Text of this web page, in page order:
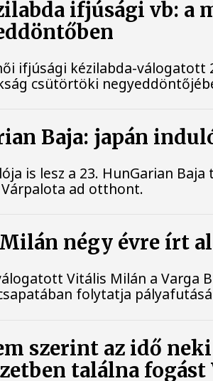
ifjúsági vb: a
ifjúsági kézilabda-
csütörtöki
Baja: japán
is lesz a 23. HunGarian
ad otthont.
négy évre írt
Vitális Milán a Varga
folytatja
szerint az idő
találna